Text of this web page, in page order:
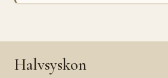
Halvsyskon